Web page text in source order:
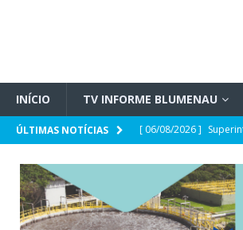
INÍCIO TV INFORME BLUMENAU
ÚLTIMAS NOTÍCIAS [ 06/08/2026 ]
[ 06/08/2026 ] Defesa
forma e quais os